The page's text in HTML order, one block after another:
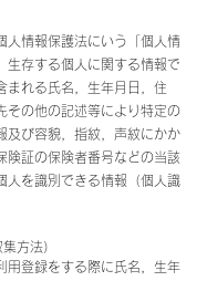
人情報保護法にいう「個人情
生存する個人に関する情報で
まれる氏名，生年月日，住
その他の記述等により特定の
及び容貌，指紋，声紋にかか
険証の保険者番号などの当該
人を識別できる情報（個人識
方法）
用登録をする際に氏名，生年